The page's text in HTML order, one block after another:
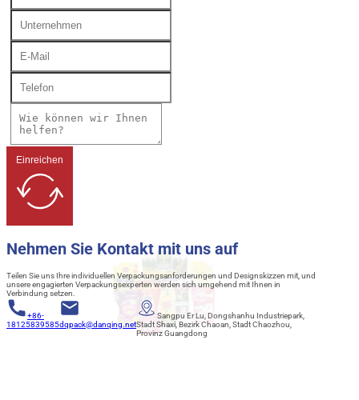
Einreichen
Nehmen Sie Kontakt mit uns auf
Teilen Sie uns Ihre individuellen Verpackungsanforderungen und Designskizzen mit, und
unsere engagierten Verpackungsexperten werden sich umgehend mit Ihnen in
Verbindung setzen.
+86-
18125839585dqpack@danqing.net
Sangpu Er Lu, Dongshanhu Industriepark,
Stadt Shaxi, Bezirk Chaoan, Stadt Chaozhou,
Provinz Guangdong